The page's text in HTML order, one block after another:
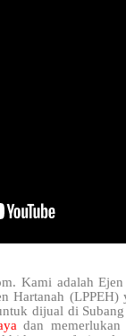
Kami adalah
Hartanah
dijual di
dan